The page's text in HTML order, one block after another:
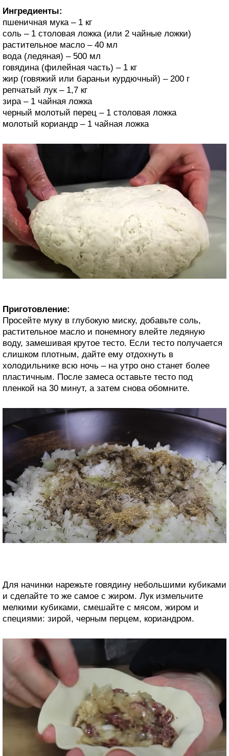
Ингредиенты:
пшеничная мука – 1 кг
соль – 1 столовая ложка (или 2 чайные ложки)
растительное масло – 40 мл
вода (ледяная) – 500 мл
говядина (филейная часть) – 1 кг
жир (говяжий или бараньи курдючный) – 200 г
репчатый лук – 1,7 кг
зира – 1 чайная ложка
черный молотый перец – 1 столовая ложка
молотый кориандр – 1 чайная ложка
Приготовление:
Просейте муку в глубокую миску, добавьте соль,
растительное масло и понемногу влейте ледяную
воду, замешивая крутое тесто. Если тесто получается
слишком плотным, дайте ему отдохнуть в
холодильнике всю ночь – на утро оно станет более
пластичным. После замеса оставьте тесто под
пленкой на 30 минут, а затем снова обомните.
Для начинки нарежьте говядину небольшими кубиками
и сделайте то же самое с жиром. Лук измельчите
мелкими кубиками, смешайте с мясом, жиром и
специями: зирой, черным перцем, кориандром.